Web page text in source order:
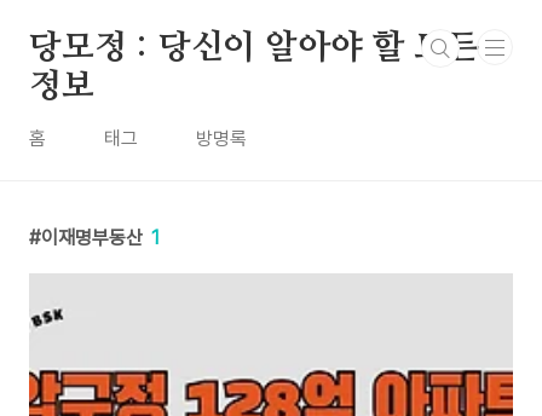
당모정 : 당신이 알아야 할 모든
정보
홈 태그 방명록
이재명부동산 1